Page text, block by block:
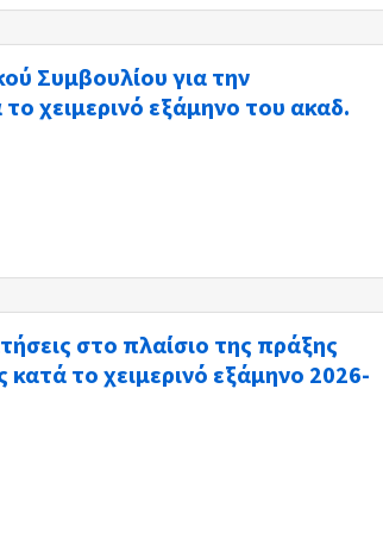
Συμβουλίου για την
χειμερινό εξάμηνο του ακαδ.
στο πλαίσιο της πράξης
το χειμερινό εξάμηνο 2026-